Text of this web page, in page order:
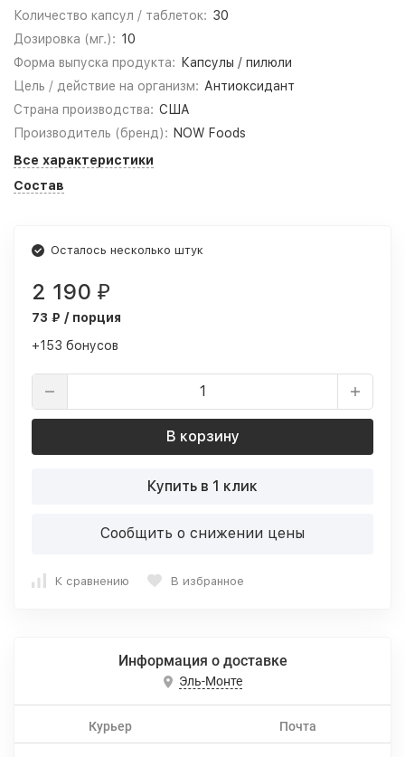
Количество капсул / таблеток: 30
Дозировка (мг.): 10
Форма выпуска продукта:
Капсулы / пилюли
Цель / действие на организм: Антиоксидант
Страна производства: США
Производитель (бренд): NOW Foods
Все характеристики
Состав
Осталось несколько штук
2 190 ₽
73 ₽ / порция
+153 бонусов
В корзину
Купить в 1 клик
Сообщить о снижении цены
К сравнению В избранное
Информация о доставке
Эль-Монте
Курьер Почта